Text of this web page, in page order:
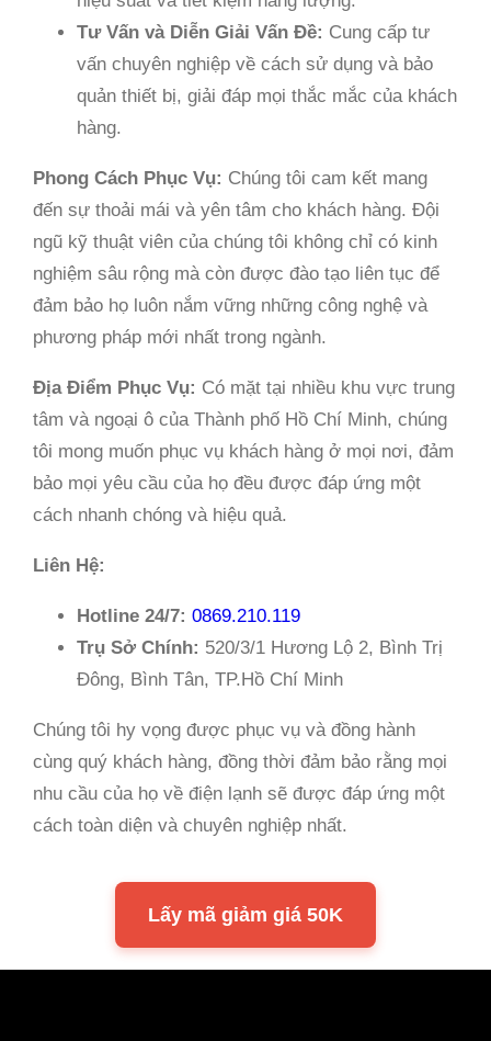
Tư Vấn và Diễn Giải Vấn Đề: Cung cấp tư
vấn chuyên nghiệp về cách sử dụng và bảo
quản thiết bị, giải đáp mọi thắc mắc của khách
hàng.
Phong Cách Phục Vụ: Chúng tôi cam kết mang
đến sự thoải mái và yên tâm cho khách hàng. Đội
ngũ kỹ thuật viên của chúng tôi không chỉ có kinh
nghiệm sâu rộng mà còn được đào tạo liên tục để
đảm bảo họ luôn nắm vững những công nghệ và
phương pháp mới nhất trong ngành.
Địa Điểm Phục Vụ: Có mặt tại nhiều khu vực trung
tâm và ngoại ô của Thành phố Hồ Chí Minh, chúng
tôi mong muốn phục vụ khách hàng ở mọi nơi, đảm
bảo mọi yêu cầu của họ đều được đáp ứng một
cách nhanh chóng và hiệu quả.
Liên Hệ:
Hotline 24/7: 0869.210.119
Trụ Sở Chính: 520/3/1 Hương Lộ 2, Bình Trị
Đông, Bình Tân, TP.Hồ Chí Minh
Chúng tôi hy vọng được phục vụ và đồng hành
cùng quý khách hàng, đồng thời đảm bảo rằng mọi
nhu cầu của họ về điện lạnh sẽ được đáp ứng một
cách toàn diện và chuyên nghiệp nhất.
Lấy mã giảm giá 50K